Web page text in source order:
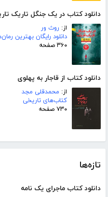
دانلود کتاب در یک جنگل تاریک
از: روث ور
دانلود رایگان بهترین
۳۶۰ صفحه
دانلود کتاب از قاجار به پهلوی
از: محمدقلی مجد
کتاب‌های تاریخی
۷۳۰ صفحه
تازه‌ها
دانلود کتاب ماجرای یک نامه